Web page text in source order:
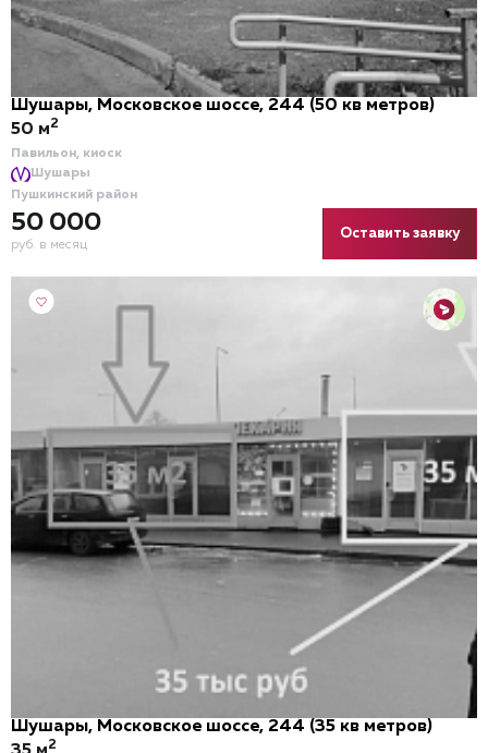
Шушары, Московское шоссе, 244 (50 кв метров)
Павильон, киоск
Шушары
Пушкинский район
50 000
руб. в месяц
50 м2
Оставить заявку
Шушары, Московское шоссе, 244 (35 кв метров)
2